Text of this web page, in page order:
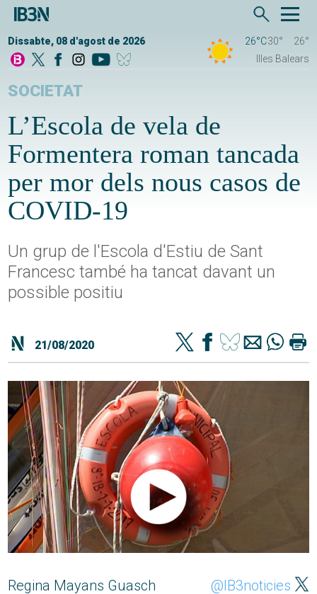
Dissabte, 08 d'agost de 2026 26°C30°
26°
Illes Balears
SOCIETAT
L’Escola de vela de
Formentera roman tancada
per mor dels nous casos de
COVID-19
Un grup de l'Escola d'Estiu de Sant
Francesc també ha tancat davant un
possible positiu
21/08/2020
Regina Mayans Guasch @IB3noticies